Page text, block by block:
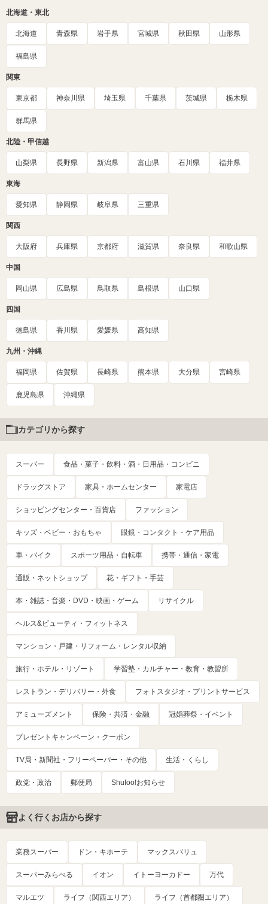
北海道・東北
北海道 青森県 岩手県 宮城県 秋田県 山形県
福島県
関東
東京都 神奈川県 埼玉県 千葉県 茨城県 栃木県
群馬県
北陸・甲信越
山梨県 長野県 新潟県 富山県 石川県 福井県
東海
愛知県 静岡県 岐阜県 三重県
関西
大阪府 兵庫県 京都府 滋賀県 奈良県 和歌山県
中国
岡山県 広島県 鳥取県 島根県 山口県
四国
徳島県 香川県 愛媛県 高知県
九州・沖縄
福岡県 佐賀県 長崎県 熊本県 大分県 宮崎県
鹿児島県 沖縄県
カテゴリから探す
スーパー 食品・菓子・飲料・酒・日用品・コンビニ
ドラッグストア 家具・ホームセンター 家電店
ショッピングセンター・百貨店 ファッション
キッズ・ベビー・おもちゃ 眼鏡・コンタクト・ケア用品
車・バイク スポーツ用品・自転車 携帯・通信・家電
通販・ネットショップ 花・ギフト・手芸
本・雑誌・音楽・DVD・映画・ゲーム リサイクル
ヘルス&ビューティ・フィットネス
マンション・戸建・リフォーム・レンタル収納
旅行・ホテル・リゾート 学習塾・カルチャー・教育・教習所
レストラン・デリバリー・外食 フォトスタジオ・プリントサービス
アミューズメント 保険・共済・金融 冠婚葬祭・イベント
プレゼントキャンペーン・クーポン
TV局・新聞社・フリーペーパー・その他 生活・くらし
政党・政治 郵便局 Shufoo!お知らせ
よく行くお店から探す
業務スーパー ドン・キホーテ マックスバリュ
スーパーみらべる イオン イトーヨーカドー 万代
マルエツ ライフ（関西エリア） ライフ（首都圏エリア）